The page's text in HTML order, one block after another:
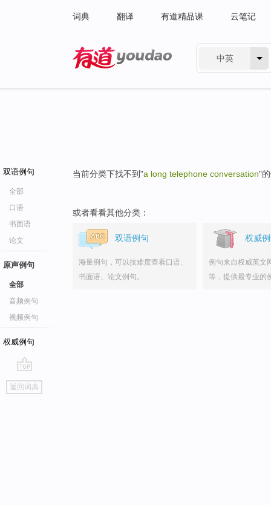
词典 翻译 有道精品课 云笔记
中英
双语例句
全部
口语
书面语
论文
原声例句
全部
音频例句
视频例句
权威例句
go
top
返回词典
当前分类下找不到"a long telephone conversation"
或者看看其他分类：
双语例句
海量例句，可以按难度查看口语、
书面语、论文例句。
权威
例句来自权威英文
等，提供最专业的